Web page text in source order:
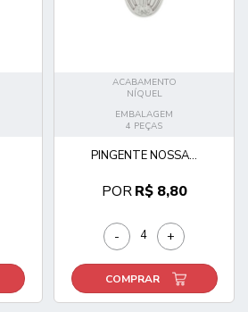
ACABAMENTO
NÍQUEL
EMBALAGEM
4 PEÇAS
PINGENTE NOSSA...
PORR$ 8,80
- +
COMPRAR